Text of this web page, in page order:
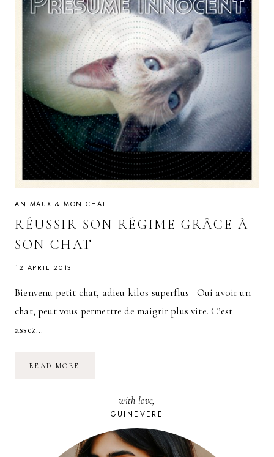
ANIMAUX & MON CHAT
RÉUSSIR SON RÉGIME GRÂCE À
SON CHAT
12 APRIL 2013
Bienvenu petit chat, adieu kilos superflus Oui avoir un
chat, peut vous permettre de maigrir plus vite. C’est
assez…
READ MORE
with love,
GUINEVERE